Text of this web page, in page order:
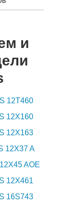
и
12T460
12X160
12X163
12X37 A
AOE
12X461
16S743